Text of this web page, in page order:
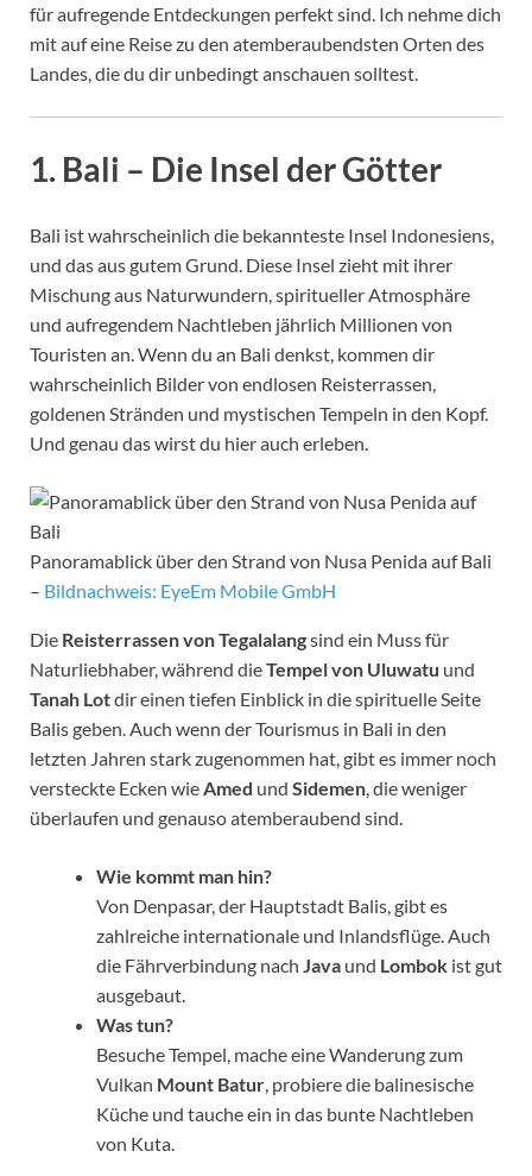
für aufregende Entdeckungen perfekt sind. Ich nehme dich
mit auf eine Reise zu den atemberaubendsten Orten des
Landes, die du dir unbedingt anschauen solltest.
1. Bali – Die Insel der Götter
Bali ist wahrscheinlich die bekannteste Insel Indonesiens,
und das aus gutem Grund. Diese Insel zieht mit ihrer
Mischung aus Naturwundern, spiritueller Atmosphäre
und aufregendem Nachtleben jährlich Millionen von
Touristen an. Wenn du an Bali denkst, kommen dir
wahrscheinlich Bilder von endlosen Reisterrassen,
goldenen Stränden und mystischen Tempeln in den Kopf.
Und genau das wirst du hier auch erleben.
Panoramablick über den Strand von Nusa Penida auf Bali
– Bildnachweis: EyeEm Mobile GmbH
Die Reisterrassen von Tegalalangsind ein Muss für
Naturliebhaber, während dieTempel von Uluwatu und
Tanah Lotdir einen tiefen Einblick in die spirituelle Seite
Balis geben. Auch wenn der Tourismus in Bali in den
letzten Jahren stark zugenommen hat, gibt es immer noch
versteckte Ecken wieAmed und Sidemen, die weniger
überlaufen und genauso atemberaubend sind.
Wie kommt man hin?
Von Denpasar, der Hauptstadt Balis, gibt es
zahlreiche internationale und Inlandsflüge. Auch
die Fährverbindung nach Java und Lombok ist gut
ausgebaut.
Was tun?
Besuche Tempel, mache eine Wanderung zum
Vulkan Mount Batur, probiere die balinesische
Küche und tauche ein in das bunte Nachtleben
von Kuta.